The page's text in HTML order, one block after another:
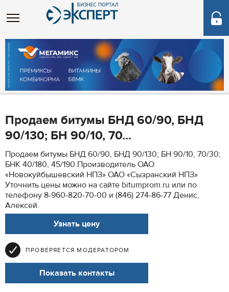
Продаем битумы БНД 60/90, БНД
90/130; БН 90/10, 70...
Продаем битумы БНД 60/90, БНД 90/130; БН 90/10, 70/30;
БНК 40/180, 45/190.Производитель ОАО
«Новокуйбышевский НПЗ» ОАО «Сызранский НПЗ»
Уточнить цены можно на сайте bitumprom.ru или по
телефону 8-960-820-70-00 и (846) 274-86-77 Денис,
Алексей.
Узнать цену
ПРОВЕРЯЕТСЯ МОДЕРАТОРОМ
Показать контакты